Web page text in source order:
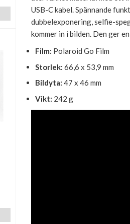
USB-C kabel. Spännande
dubbelexponering, selfie-
kommer in i bilden. Den ger
Film: Polaroid Go Film
Storlek: 66,6 x 53,9 mm
Bildyta: 47 x 46 mm
Vikt: 242 g